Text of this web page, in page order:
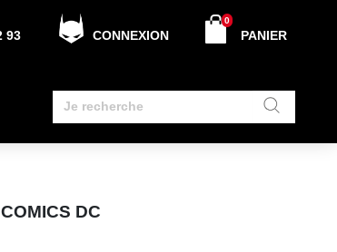
93 CONNEXION PANIER
0
DC